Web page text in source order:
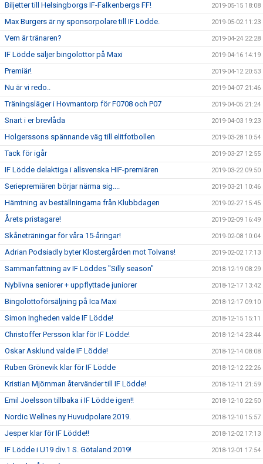
Biljetter till Helsingborgs IF-Falkenbergs FF! 2019-05-15 18:08
Max Burgers är ny sponsorpolare till IF Lödde. 2019-05-02 11:23
Vem är tränaren? 2019-04-24 22:28
IF Lödde säljer bingolottor på Maxi 2019-04-16 14:19
Premiär! 2019-04-12 20:53
Nu är vi redo.. 2019-04-07 21:46
Träningsläger i Hovmantorp för F0708 och P07 2019-04-05 21:24
Snart i er brevlåda 2019-04-03 19:23
Holgerssons spännande väg till elitfotbollen 2019-03-28 10:54
Tack för igår 2019-03-27 12:55
IF Lödde delaktiga i allsvenska HIF-premiären 2019-03-22 09:50
Seriepremiären börjar närma sig.... 2019-03-21 10:46
Hämtning av beställningarna från Klubbdagen 2019-02-27 15:45
Årets pristagare! 2019-02-09 16:49
Skåneträningar för våra 15-åringar! 2019-02-08 10:04
Adrian Podsiadly byter Klostergården mot Tolvans! 2019-02-02 17:13
Sammanfattning av IF Löddes "Silly season" 2018-12-19 08:29
Nyblivna seniorer + uppflyttade juniorer 2018-12-17 13:42
Bingolottoförsäljning på Ica Maxi 2018-12-17 09:10
Simon Ingheden valde IF Lödde! 2018-12-15 15:11
Christoffer Persson klar för IF Lödde! 2018-12-14 23:44
Oskar Asklund valde IF Lödde! 2018-12-14 08:08
Ruben Grönevik klar för IF Lödde 2018-12-12 22:26
Kristian Mjörnman återvänder till IF Lödde! 2018-12-11 21:59
Emil Joelsson tillbaka i IF Lödde igen!! 2018-12-10 22:50
Nordic Wellnes ny Huvudpolare 2019. 2018-12-10 15:57
Jesper klar för IF Lödde!! 2018-12-02 17:13
IF Lödde i U19 div.1 S. Götaland 2019! 2018-12-01 17:54